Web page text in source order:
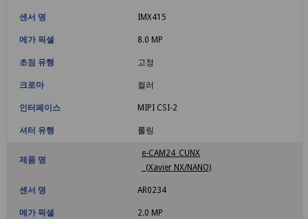
센서 명 IMX415
메가 픽셀 8.0 MP
초점 유행 고정
크로마 컬러
인터페이스 MIPI CSI-2
셔터 유행 롤링
제품 명
e-CAM24_CUNX
(Xavier NX/NANO)
센서 명 AR0234
메가 픽셀 2.0 MP